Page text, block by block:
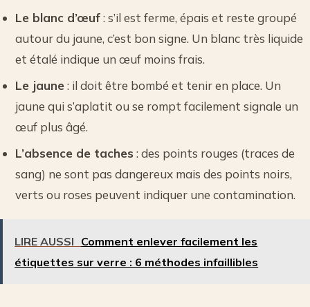
Le blanc d’œuf: s’il est ferme, épais et reste groupé
autour du jaune, c’est bon signe. Un blanc très liquide
et étalé indique un œuf moins frais.
Le jaune: il doit être bombé et tenir en place. Un
jaune qui s’aplatit ou se rompt facilement signale un
œuf plus âgé.
L’absence de taches : des points rouges (traces de
sang) ne sont pas dangereux mais des points noirs,
verts ou roses peuvent indiquer une contamination.
LIRE AUSSI Comment enlever facilement les
étiquettes sur verre : 6 méthodes infaillibles